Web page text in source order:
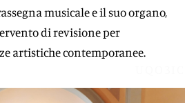
musicale e il suo organo,
di revisione per
artistiche contemporanee.